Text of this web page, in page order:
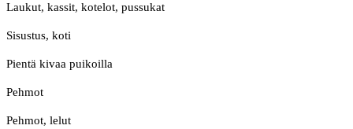
Laukut, kassit, kotelot, pussukat
Sisustus, koti
Pientä kivaa puikoilla
Pehmot
Pehmot, lelut